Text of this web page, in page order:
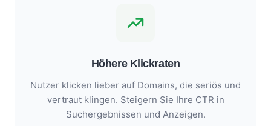
Höhere Klickraten
Nutzer klicken lieber auf Domains, die seriös und
vertraut klingen. Steigern Sie Ihre CTR in
Suchergebnissen und Anzeigen.